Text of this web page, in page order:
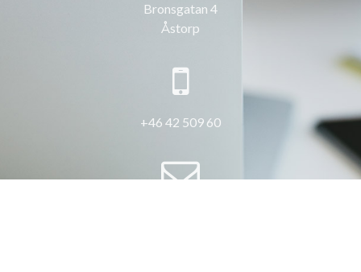
Bronsgatan 4
Åstorp
+46 42 509 60